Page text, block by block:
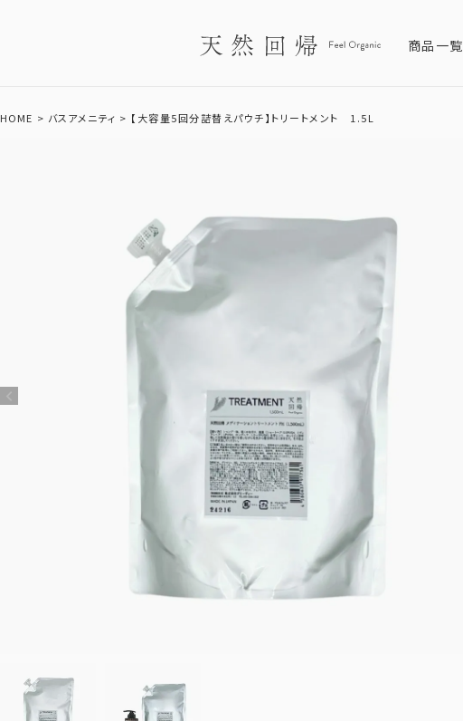
商品一覧
HOME バスアメニティ 【大容量5回分詰替えパウチ】トリートメント 1.5L